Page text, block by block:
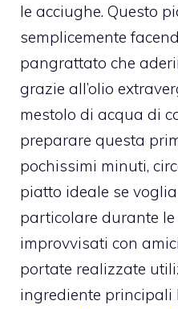
le acciughe. Questo
semplicemente
pangrattato che
grazie all’olio
mestolo di acqua di
preparare questa
pochissimi minuti,
piatto ideale se
particolare durante le
improvvisati con
portate realizzate
ingrediente principali